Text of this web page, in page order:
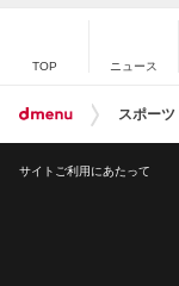
TOP ニュース
スポーツ
サイトご利用にあたって